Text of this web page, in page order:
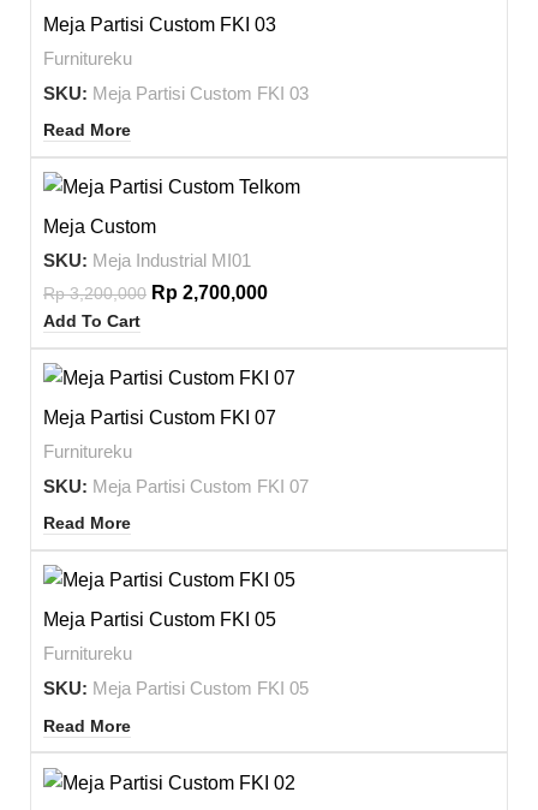
Meja Partisi Custom FKI 03
Furnitureku
SKU: Meja Partisi Custom FKI 03
Read More
Meja Custom
SKU: Meja Industrial MI01
Rp3,200,000 Rp 2,700,000
Add To Cart
Meja Partisi Custom FKI 07
Furnitureku
SKU: Meja Partisi Custom FKI 07
Read More
Meja Partisi Custom FKI 05
Furnitureku
SKU: Meja Partisi Custom FKI 05
Read More